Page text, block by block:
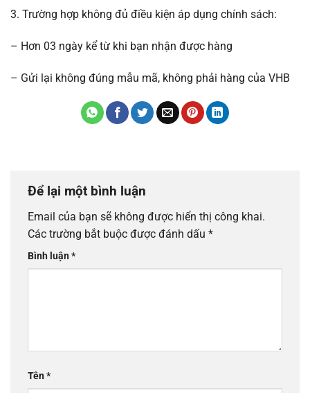
3. Trường hợp không đủ điều kiện áp dụng chính sách:
– Hơn 03 ngày kể từ khi bạn nhận được hàng
– Gửi lại không đúng mẫu mã, không phải hàng của VHB
Để lại một bình luận
Email của bạn sẽ không được hiển thị công khai.
Các trường bắt buộc được đánh dấu *
Bình luận*
Tên*